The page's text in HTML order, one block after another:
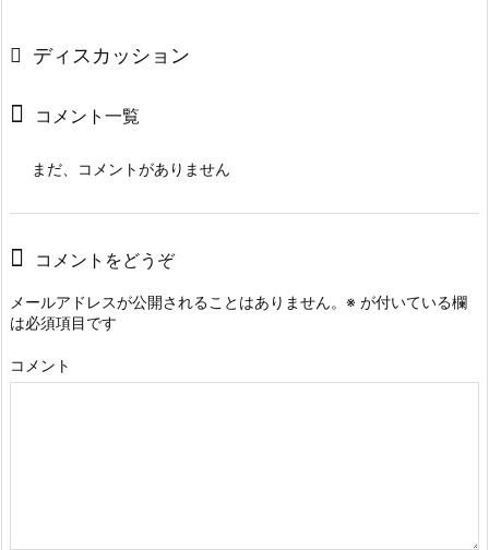
ディスカッション
コメント一覧
まだ、コメントがありません
コメントをどうぞ
メールアドレスが公開されることはありません。 ※ が付いている欄
は必須項目です
コメント